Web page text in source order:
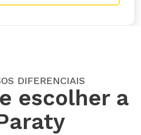
DIFERENCIAIS
escolher a